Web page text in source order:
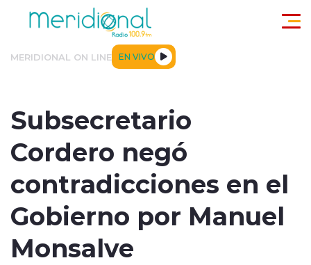
Click acá para ir directamente al contenido
MERIDIONAL ON LINE EN VIVO
Subsecretario
Cordero negó
contradicciones en el
Gobierno por Manuel
Monsalve